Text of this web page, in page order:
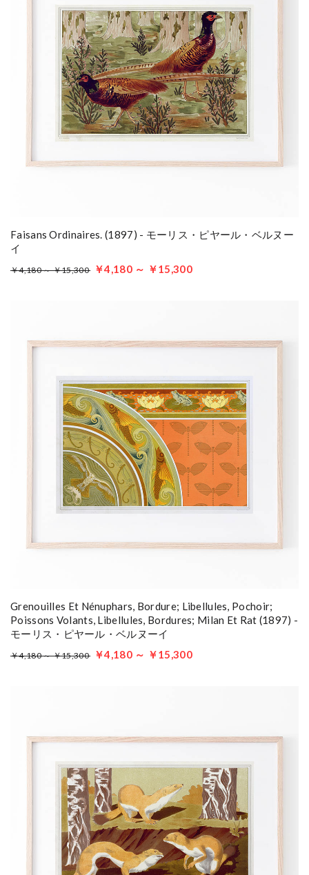
Faisans Ordinaires. (1897) - モーリス・ピヤール・ベルヌー
イ
￥4,180 ～ ￥15,300 ￥4,180 ～ ￥15,300
Grenouilles Et Nénuphars, Bordure; Libellules, Pochoir;
Poissons Volants, Libellules, Bordures; Milan Et Rat (1897) -
モーリス・ピヤール・ベルヌーイ
￥4,180 ～ ￥15,300 ￥4,180 ～ ￥15,300